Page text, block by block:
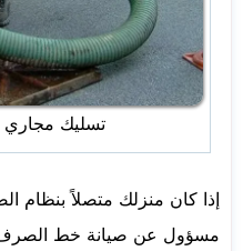
تسليك مجاري
إذا كان منزلك متصلاً بنظام
مسؤول عن صيانة خط